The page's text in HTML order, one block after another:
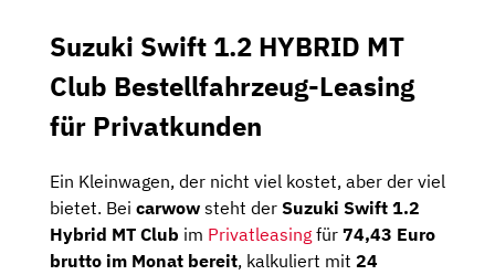
Suzuki Swift 1.2 HYBRID MT
Club Bestellfahrzeug-Leasing
für Privatkunden
Ein Kleinwagen, der nicht viel kostet, aber der viel
bietet. Bei carwow steht der Suzuki Swift 1.2
Hybrid MT Club im Privatleasing für 74,43 Euro
brutto im Monat bereit, kalkuliert mit 24